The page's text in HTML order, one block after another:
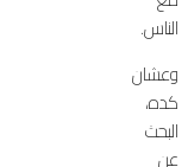
الناس.
وعشان
كده،
البحث
عن